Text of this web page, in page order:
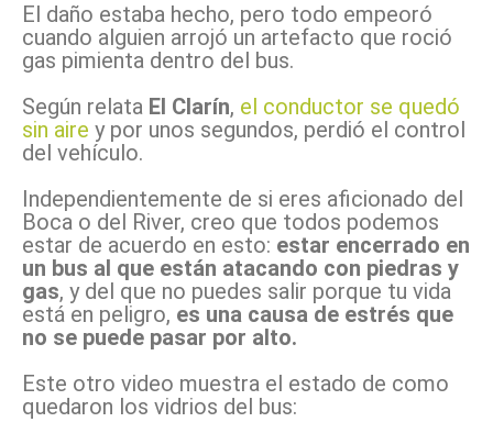
El daño estaba hecho, pero todo empeoró
cuando alguien arrojó un artefacto que roció
gas pimienta dentro del bus.
Según relata El Clarín, el conductor se quedó
sin aire y por unos segundos, perdió el control
del vehículo.
Independientemente de si eres aficionado del
Boca o del River, creo que todos podemos
estar de acuerdo en esto: estar encerrado en
un bus al que están atacando con piedras y
gas, y del que no puedes salir porque tu vida
está en peligro, es una causa de estrés que
no se puede pasar por alto.
Este otro video muestra el estado de como
quedaron los vidrios del bus: